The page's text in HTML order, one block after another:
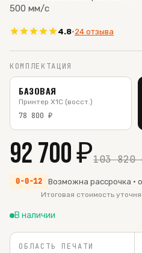
500 мм/с
4.8·24 отзыва
КОМПЛЕКТАЦИЯ
БАЗОВАЯ
Принтер X1C (восст.)
78 800 ₽
92 700₽103 820
0-0-12 Возможна рассрочка ·
Итоговая стоимость
В наличии
ОБЛАСТЬ ПЕЧАТИ